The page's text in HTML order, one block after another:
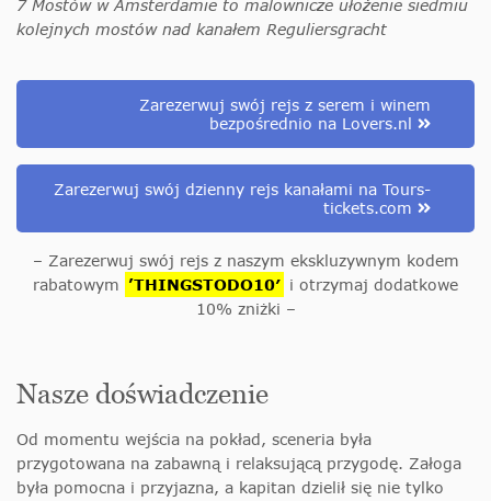
7 Mostów w Amsterdamie to malownicze ułożenie siedmiu
kolejnych mostów nad kanałem Reguliersgracht
Zarezerwuj swój rejs z serem i winem
bezpośrednio na Lovers.nl
Zarezerwuj swój dzienny rejs kanałami na Tours-
tickets.com
– Zarezerwuj swój rejs z naszym ekskluzywnym kodem
rabatowym ’THINGSTODO10′ i otrzymaj dodatkowe
10% zniżki –
Nasze doświadczenie
Od momentu wejścia na pokład, sceneria była
przygotowana na zabawną i relaksującą przygodę. Załoga
była pomocna i przyjazna, a kapitan dzielił się nie tylko